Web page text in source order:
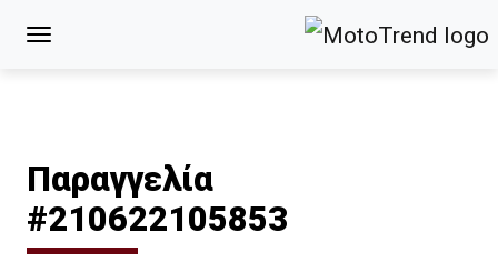
Παραγγελία
#210622105853